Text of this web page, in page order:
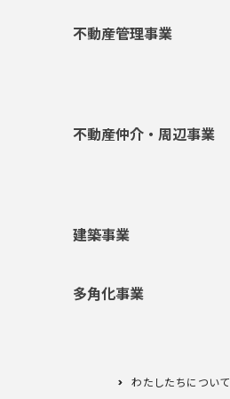
ゲ
わたしたちについて
不動産管理事業
不動産仲介・周辺事業
建築事業
多角化事業